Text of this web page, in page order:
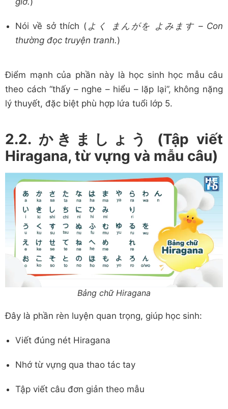
Nói về sở thích (よく まんがを よみます – Con
thường đọc truyện tranh.)
Điểm mạnh của phần này là học sinh học mẫu câu
theo cách “thấy – nghe – hiểu – lặp lại”, không nặng
lý thuyết, đặc biệt phù hợp lứa tuổi lớp 5.
2.2. かきましょう (Tập viết
Hiragana, từ vựng và mẫu câu)
Bảng chữ Hiragana
Đây là phần rèn luyện quan trọng, giúp học sinh:
Viết đúng nét Hiragana
Nhớ từ vựng qua thao tác tay
Tập viết câu đơn giản theo mẫu